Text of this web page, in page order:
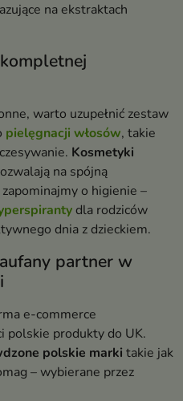
na ekstraktach
warto uzupełnić zestaw
pielęgnacji włosów, takie
Kosmetyki
na spójną
o higienie –
dla rodziców
dnia z dzieckiem.
partner w
e-commerce
polskie produkty do UK.
polskie marki takie jak
– wybierane przez